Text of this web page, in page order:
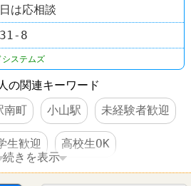
は応相談
8
ステムズ
の関連キーワード
南町 小山駅 未経験者歓迎
生歓迎 高校生OK
社員登用あり
続きを表示